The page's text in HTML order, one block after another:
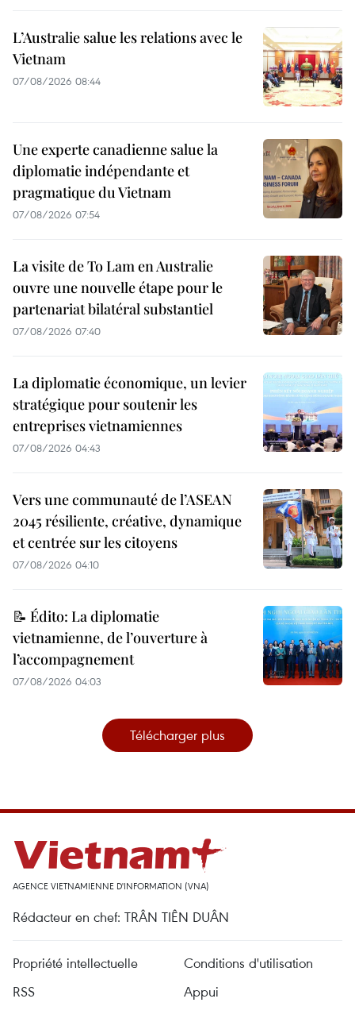
L’Australie salue les relations avec le
Vietnam
07/08/2026 08:44
Une experte canadienne salue la
diplomatie indépendante et
pragmatique du Vietnam
07/08/2026 07:54
La visite de To Lam en Australie
ouvre une nouvelle étape pour le
partenariat bilatéral substantiel
07/08/2026 07:40
La diplomatie économique, un levier
stratégique pour soutenir les
entreprises vietnamiennes
07/08/2026 04:43
Vers une communauté de l’ASEAN
2045 résiliente, créative, dynamique
et centrée sur les citoyens
07/08/2026 04:10
📝 Édito: La diplomatie
vietnamienne, de l’ouverture à
l’accompagnement
07/08/2026 04:03
Télécharger plus
AGENCE VIETNAMIENNE D'INFORMATION (VNA)
Rédacteur en chef: TRÂN TIÊN DUÂN
Propriété intellectuelle
Conditions d'utilisation
RSS
Appui